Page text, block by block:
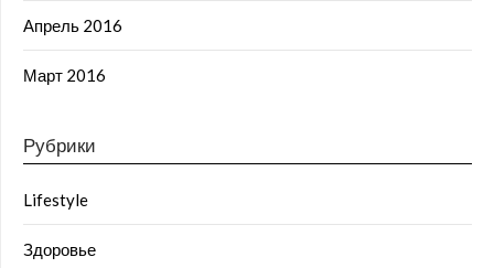
Апрель 2016
Март 2016
Рубрики
Lifestyle
Здоровье